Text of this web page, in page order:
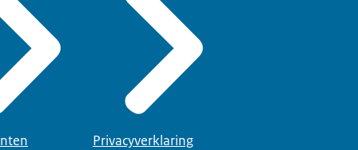
Privacyverklaring